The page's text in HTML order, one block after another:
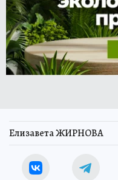
Елизавета ЖИРНОВА